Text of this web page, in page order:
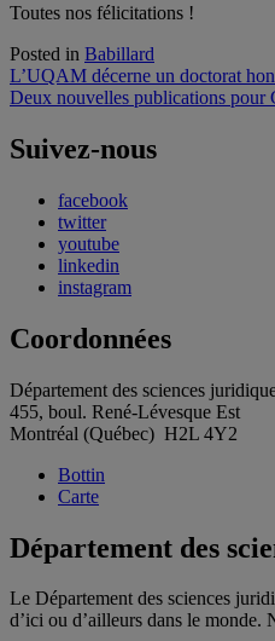
Toutes nos félicitations !
Posted in Babillard
Navigation
de
l'article
L’UQAM décerne un doctorat
Deux nouvelles publications pour
Suivez-nous
facebook
twitter
youtube
linkedin
instagram
Coordonnées
Département des sciences
455, boul. René-Lévesque Est
Montréal (Québec) H2L 4Y2
Bottin
Carte
Département des
Le Département des sciences
d’ici ou d’ailleurs dans le monde.